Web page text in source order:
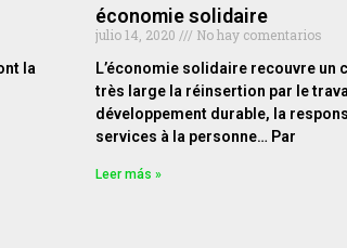
la
économie solidaire
julio 14, 2020
No hay comentarios
L’économie solidaire recouvre un
très large la réinsertion par le
développement durable, la
services à la personne… Par
Leer más »